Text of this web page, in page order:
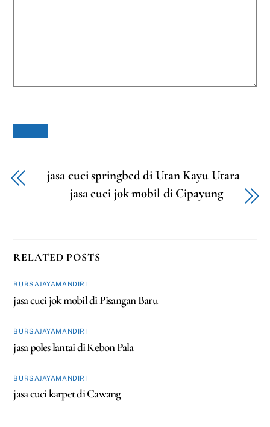
jasa cuci springbed di Utan Kayu Utara
jasa cuci jok mobil di Cipayung
RELATED POSTS
BURSAJAYAMANDIRI
jasa cuci jok mobil di Pisangan Baru
BURSAJAYAMANDIRI
jasa poles lantai di Kebon Pala
BURSAJAYAMANDIRI
jasa cuci karpet di Cawang